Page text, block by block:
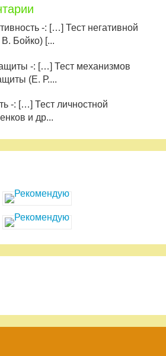
-: […] Тест негативной
Бойко) [...
-: […] Тест механизмов
(Е. Р....
-: […] Тест личностной
и др...